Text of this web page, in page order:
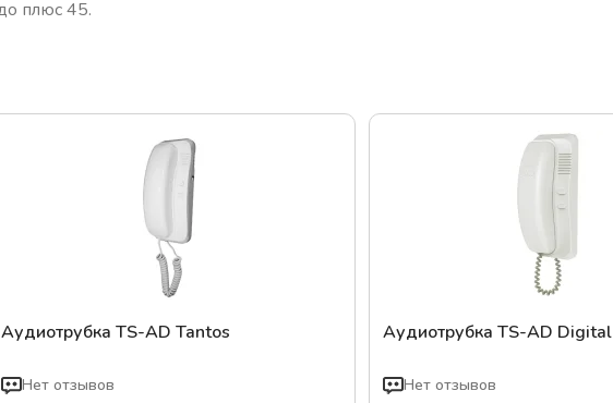
Аудиотрубка TS-AD Tantos
Нет отзывов
Аудиотрубка TS-AD Digital
Нет отзывов